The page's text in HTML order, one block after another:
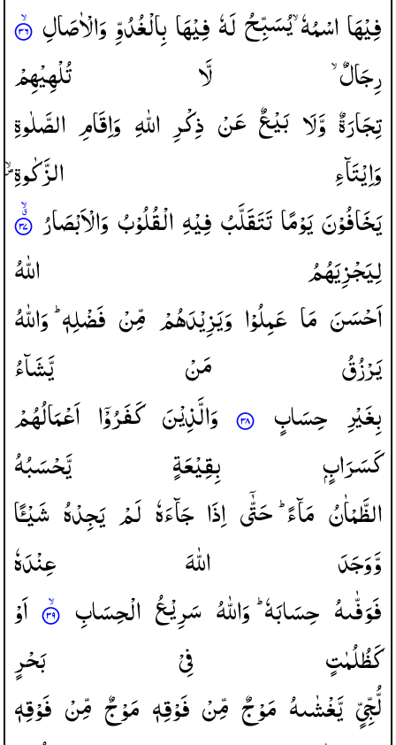
فِیْهَااسْمُهٗ ۙیُسَبِّحُلَهٗفِیْهَابِالْغُدُوِّوَالْاٰصَالِ
رِجَالٌ ۙ
لَّا
تُلْهِیْهِمْ
تِجَارَةٌ وَّلَا بَیْعٌ عَنْ ذِكْرِ اللّٰهِ وَاِقَامِ الصَّلٰوةِ
وَاِیْتَآءِ
الزَّكٰوةِ
یَخَافُوْنَیَوْمًاتَتَقَلَّبُفِیْهِالْقُلُوْبُوَالْاَبْصَارُ
لِیَجْزِیَهُمُ
اللّٰهُ
اَحْسَنَ مَا عَمِلُوْا وَیَزِیْدَهُمْ مِّنْ فَضْلِهٖ ؕ وَاللّٰهُ
یَرْزُقُ
مَنْ
یَّشَآءُ
بِغَیْرِ حِسَابٍ وَالَّذِیْنَ كَفَرُوْۤا اَعْمَالُهُمْ
كَسَرَابٍۭ
بِقِیْعَةٍ
یَّحْسَبُهُ
الظَّمْاٰنُ مَآءً ؕ حَتّٰۤی اِذَا جَآءَهٗ لَمْ یَجِدْهُ شَیْـًٔا
وَّوَجَدَ
اللّٰهَ
عِنْدَهٗ
فَوَفّٰىهُ حِسَابَهٗ ؕ وَاللّٰهُ سَرِیْعُ الْحِسَابِ
اَوْ
كَظُلُمٰتٍ
فِیْ
بَحْرٍ
لُّجِّیٍّ یَّغْشٰىهُ مَوْجٌ مِّنْ فَوْقِهٖ مَوْجٌ مِّنْ فَوْقِهٖ